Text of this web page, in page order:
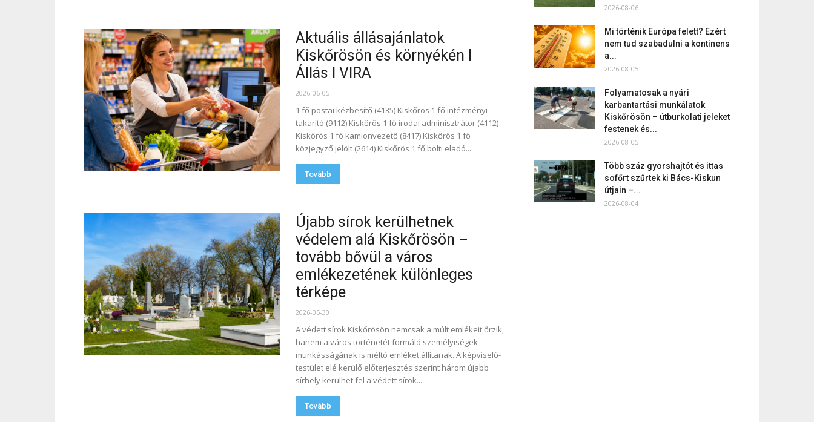
Aktuális állásajánlatok
Kiskőrösön és környékén I
Állás I VIRA
2026-06-05
1 fő postai kézbesítő (4135) Kiskőrös 1 fő intézményi
takarító (9112) Kiskőrös 1 fő irodai adminisztrátor (4112)
Kiskőrös 1 fő kamionvezető (8417) Kiskőrös 1 fő
közjegyző jelölt (2614) Kiskőrös 1 fő bolti eladó...
Tovább
Újabb sírok kerülhetnek
védelem alá Kiskőrösön –
tovább bővül a város
emlékezetének különleges
térképe
2026-05-30
A védett sírok Kiskőrösön nemcsak a múlt emlékeit őrzik,
hanem a város történetét formáló személyiségek
munkásságának is méltó emléket állítanak. A képviselő-
testület elé kerülő előterjesztés szerint három újabb
sírhely kerülhet fel a védett sírok...
Tovább
2026-08-06
Mi történik Európa felett? Ezért
nem tud szabadulni a kontinens
a...
2026-08-05
Folyamatosak a nyári
karbantartási munkálatok
Kiskőrösön – útburkolati jeleket
festenek és...
2026-08-05
Több száz gyorshajtót és ittas
sofőrt szűrtek ki Bács-Kiskun
útjain –...
2026-08-04